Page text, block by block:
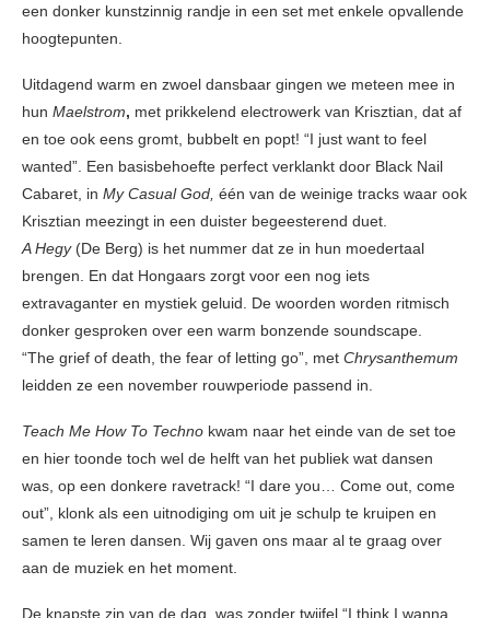
een donker kunstzinnig randje in een set met enkele opvallende
hoogtepunten.
Uitdagend warm en zwoel dansbaar gingen we meteen mee in
hun Maelstrom, met prikkelend electrowerk van Krisztian, dat af
en toe ook eens gromt, bubbelt en popt! “I just want to feel
wanted”. Een basisbehoefte perfect verklankt door Black Nail
Cabaret, in My Casual God, één van de weinige tracks waar ook
Krisztian meezingt in een duister begeesterend duet.
A Hegy(De Berg) is het nummer dat ze in hun moedertaal
brengen. En dat Hongaars zorgt voor een nog iets
extravaganter en mystiek geluid. De woorden worden ritmisch
donker gesproken over een warm bonzende soundscape.
“The grief of death, the fear of letting go”, met Chrysanthemum
leidden ze een november rouwperiode passend in.
Teach Me How To Techno kwam naar het einde van de set toe
en hier toonde toch wel de helft van het publiek wat dansen
was, op een donkere ravetrack! “I dare you… Come out, come
out”, klonk als een uitnodiging om uit je schulp te kruipen en
samen te leren dansen. Wij gaven ons maar al te graag over
aan de muziek en het moment.
De knapste zin van de dag, was zonder twijfel “I think I wanna